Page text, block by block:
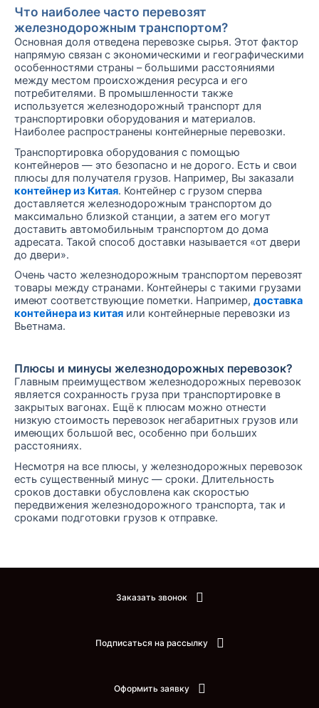
Что наиболее часто перевозят
железнодорожным транспортом?
Основная доля отведена перевозке сырья. Этот фактор
напрямую связан с экономическими и географическими
особенностями страны – большими расстояниями
между местом происхождения ресурса и его
потребителями. В промышленности также
используется железнодорожный транспорт для
транспортировки оборудования и материалов.
Наиболее распространены контейнерные перевозки.
Транспортировка оборудования с помощью
контейнеров — это безопасно и не дорого. Есть и свои
плюсы для получателя грузов. Например, Вы заказали
контейнер из Китая. Контейнер с грузом сперва
доставляется железнодорожным транспортом до
максимально близкой станции, а затем его могут
доставить автомобильным транспортом до дома
адресата. Такой способ доставки называется «от двери
до двери».
Очень часто железнодорожным транспортом перевозят
товары между странами. Контейнеры с такими грузами
имеют соответствующие пометки. Например, доставка
контейнера из китая или контейнерные перевозки из
Вьетнама.
Плюсы и минусы железнодорожных перевозок?
Главным преимуществом железнодорожных перевозок
является сохранность груза при транспортировке в
закрытых вагонах. Ещё к плюсам можно отнести
низкую стоимость перевозок негабаритных грузов или
имеющих большой вес, особенно при больших
расстояниях.
Несмотря на все плюсы, у железнодорожных перевозок
есть существенный минус — сроки. Длительность
сроков доставки обусловлена как скоростью
передвижения железнодорожного транспорта, так и
сроками подготовки грузов к отправке.
Заказать звонок
Подписаться на рассылку
Оформить заявку